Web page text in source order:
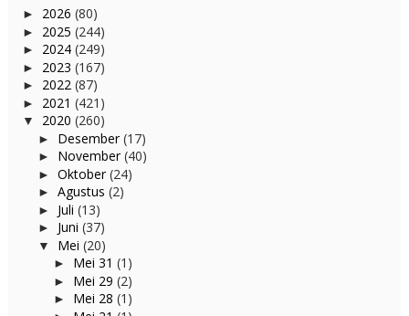
► 2026 (80)
► 2025 (244)
► 2024 (249)
► 2023 (167)
► 2022 (87)
► 2021 (421)
▼ 2020 (260)
► Desember(17)
► November(40)
► Oktober(24)
► Agustus (2)
► Juli (13)
► Juni (37)
▼ Mei (20)
► Mei 31 (1)
► Mei 29 (2)
► Mei 28 (1)